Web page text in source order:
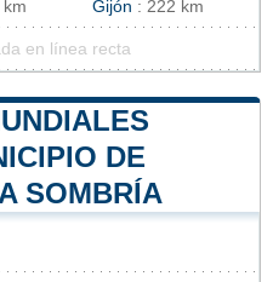
km Gijón : 222 km
en línea recta
DE
SOMBRÍA